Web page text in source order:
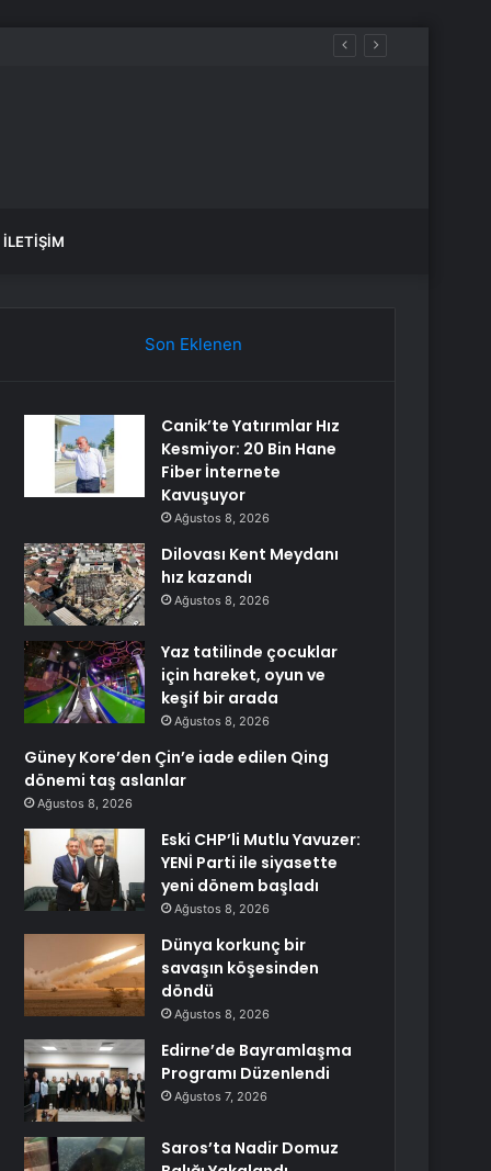
İLETIŞIM
Son Eklenen
Canik’te Yatırımlar Hız
Kesmiyor: 20 Bin Hane
Fiber İnternete
Kavuşuyor
Ağustos 8, 2026
Dilovası Kent Meydanı
hız kazandı
Ağustos 8, 2026
Yaz tatilinde çocuklar
için hareket, oyun ve
keşif bir arada
Ağustos 8, 2026
Güney Kore’den Çin’e iade edilen Qing
dönemi taş aslanlar
Ağustos 8, 2026
Eski CHP’li Mutlu Yavuzer:
YENİ Parti ile siyasette
yeni dönem başladı
Ağustos 8, 2026
Dünya korkunç bir
savaşın köşesinden
döndü
Ağustos 8, 2026
Edirne’de Bayramlaşma
Programı Düzenlendi
Ağustos 7, 2026
Saros’ta Nadir Domuz